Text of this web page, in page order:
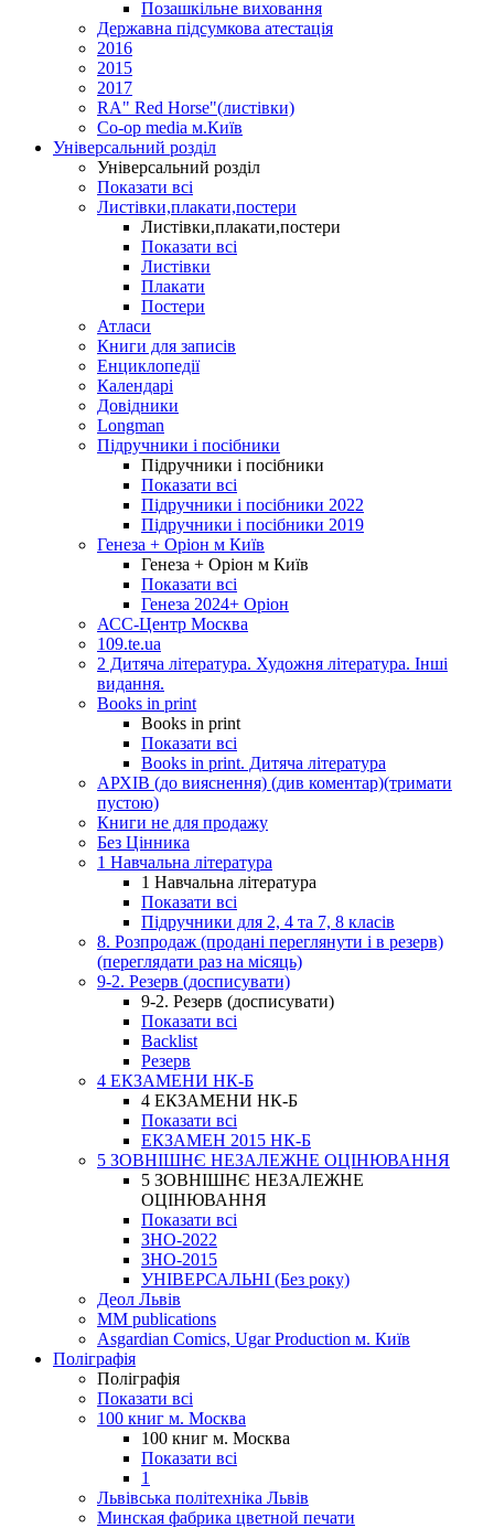
Позашкільне виховання
Державна підсумкова атестація
2016
2015
2017
RA" Red Horse"(листівки)
Co-op media м.Київ
Універсальний розділ
Універсальний розділ
Показати всі
Листівки,плакати,постери
Листівки,плакати,постери
Показати всі
Листівки
Плакати
Постери
Атласи
Книги для записів
Енциклопедії
Календарі
Довідники
Longman
Підручники і посібники
Підручники і посібники
Показати всі
Підручники і посібники 2022
Підручники і посібники 2019
Генеза + Оріон м Київ
Генеза + Оріон м Київ
Показати всі
Генеза 2024+ Оріон
АСС-Центр Москва
109.te.ua
2 Дитяча література. Художня література. Інші
видання.
Books in print
Books in print
Показати всі
Books in print. Дитяча література
АРХІВ (до вияснення) (див коментар)(тримати
пустою)
Книги не для продажу
Без Цінника
1 Навчальна література
1 Навчальна література
Показати всі
Підручники для 2, 4 та 7, 8 класів
8. Розпродаж (продані переглянути і в резерв)
(переглядати раз на місяць)
9-2. Резерв (досписувати)
9-2. Резерв (досписувати)
Показати всі
Backlist
Резерв
4 ЕКЗАМЕНИ НК-Б
4 ЕКЗАМЕНИ НК-Б
Показати всі
ЕКЗАМЕН 2015 НК-Б
5 ЗОВНІШНЄ НЕЗАЛЕЖНЕ ОЦІНЮВАННЯ
5 ЗОВНІШНЄ НЕЗАЛЕЖНЕ
ОЦІНЮВАННЯ
Показати всі
ЗНО-2022
ЗНО-2015
УНІВЕРСАЛЬНІ (Без року)
Деол Львів
MM publications
Asgardian Comics, Ugar Production м. Київ
Поліграфія
Поліграфія
Показати всі
100 книг м. Москва
100 книг м. Москва
Показати всі
1
Львівська політехніка Львів
Минская фабрика цветной печати